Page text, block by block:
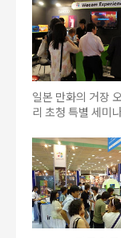
일본 만화의 거장
리 초청 특별 세미